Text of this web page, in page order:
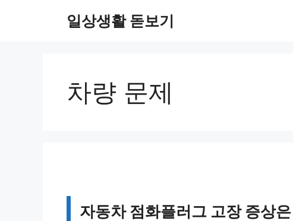
일상생활 돋보기
차량 문제
자동차 점화플러그 고장 증상